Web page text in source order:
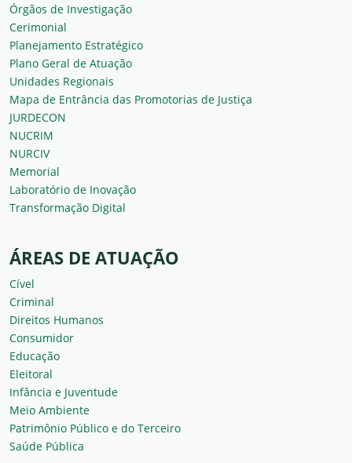
Órgãos de Investigação
Cerimonial
Planejamento Estratégico
Plano Geral de Atuação
Unidades Regionais
Mapa de Entrância das Promotorias de Justiça
JURDECON
NUCRIM
NURCIV
Memorial
Laboratório de Inovação
Transformação Digital
ÁREAS DE ATUAÇÃO
Cível
Criminal
Direitos Humanos
Consumidor
Educação
Eleitoral
Infância e Juventude
Meio Ambiente
Patrimônio Público e do Terceiro
Saúde Pública